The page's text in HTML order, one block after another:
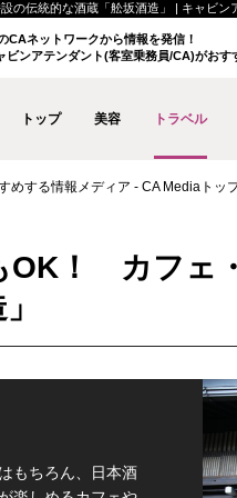
伝統的な酒蔵「舩坂酒造」 | キャビ
CAネットワークから情報を発信！
ビンアテンダント(客室乗務員/CA)がおす
トップ 美容 トラベル
めする情報メディア - CA Mediaトッ
OK！ カフェ
もちろん、日本酒